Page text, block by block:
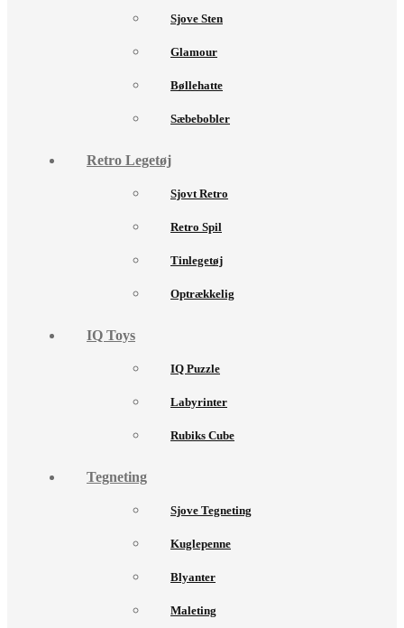
Sjove Sten
Glamour
Bøllehatte
Sæbebobler
Retro Legetøj
Sjovt Retro
Retro Spil
Tinlegetøj
Optrækkelig
IQ Toys
IQ Puzzle
Labyrinter
Rubiks Cube
Tegneting
Sjove Tegneting
Kuglepenne
Blyanter
Maleting